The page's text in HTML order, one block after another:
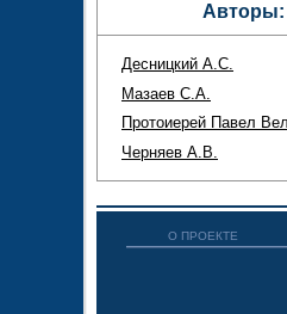
Авторы:
Десницкий А.С.
Мазаев С.А.
Протоиерей Павел
Черняев А.В.
О ПРОЕКТЕ